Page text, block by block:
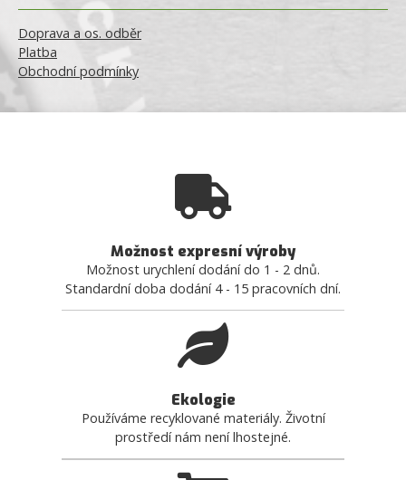
Doprava a os. odběr
Platba
Obchodní podmínky
Možnost expresní výroby
Možnost urychlení dodání do 1 - 2 dnů.
Standardní doba dodání 4 - 15 pracovních dní.
Ekologie
Používáme recyklované materiály. Životní
prostředí nám není lhostejné.